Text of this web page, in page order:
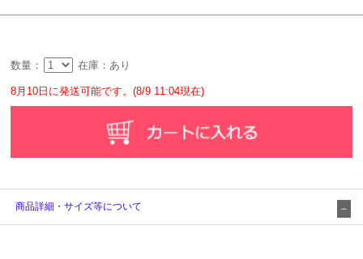
数量： 在庫：あり
8月10日に発送可能です。(8/9 11:04現在)
商品詳細・サイズ等について